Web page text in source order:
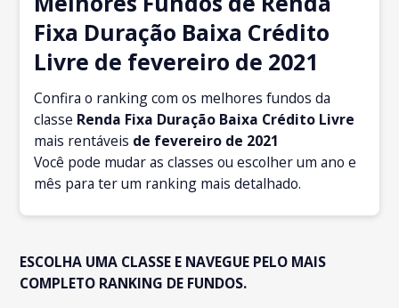
Fixa Duração Baixa Crédito
Livre de fevereiro de 2021
Confira o ranking com os melhores fundos da
classe Renda Fixa Duração Baixa Crédito Livre
mais rentáveis de fevereiro de 2021
Você pode mudar as classes ou escolher um ano e
mês para ter um ranking mais detalhado.
ESCOLHA UMA CLASSE E NAVEGUE PELO MAIS
COMPLETO RANKING DE FUNDOS.